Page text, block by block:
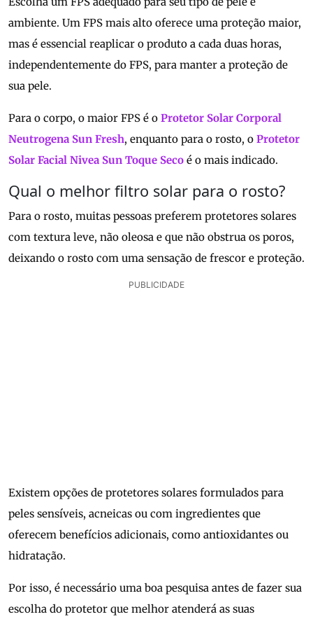
ambiente. Um FPS mais alto oferece uma proteção maior,
mas é essencial reaplicar o produto a cada duas horas,
independentemente do FPS, para manter a proteção de
sua pele.
Para o corpo, o maior FPS é o Protetor Solar Corporal
Neutrogena Sun Fresh, enquanto para o rosto, o Protetor
Solar Facial Nivea Sun Toque Seco é o mais indicado.
Qual o melhor filtro solar para o rosto?
Para o rosto, muitas pessoas preferem protetores solares
com textura leve, não oleosa e que não obstrua os poros,
deixando o rosto com uma sensação de frescor e proteção.
PUBLICIDADE
Existem opções de protetores solares formulados para
peles sensíveis, acneicas ou com ingredientes que
oferecem benefícios adicionais, como antioxidantes ou
hidratação.
Por isso, é necessário uma boa pesquisa antes de fazer sua
escolha do protetor que melhor atenderá as suas